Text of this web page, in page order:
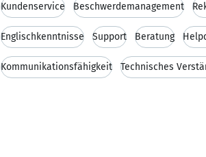
Kundenservice Beschwerdemanagement
Englischkenntnisse Support Beratung
Kommunikationsfähigkeit Technisches